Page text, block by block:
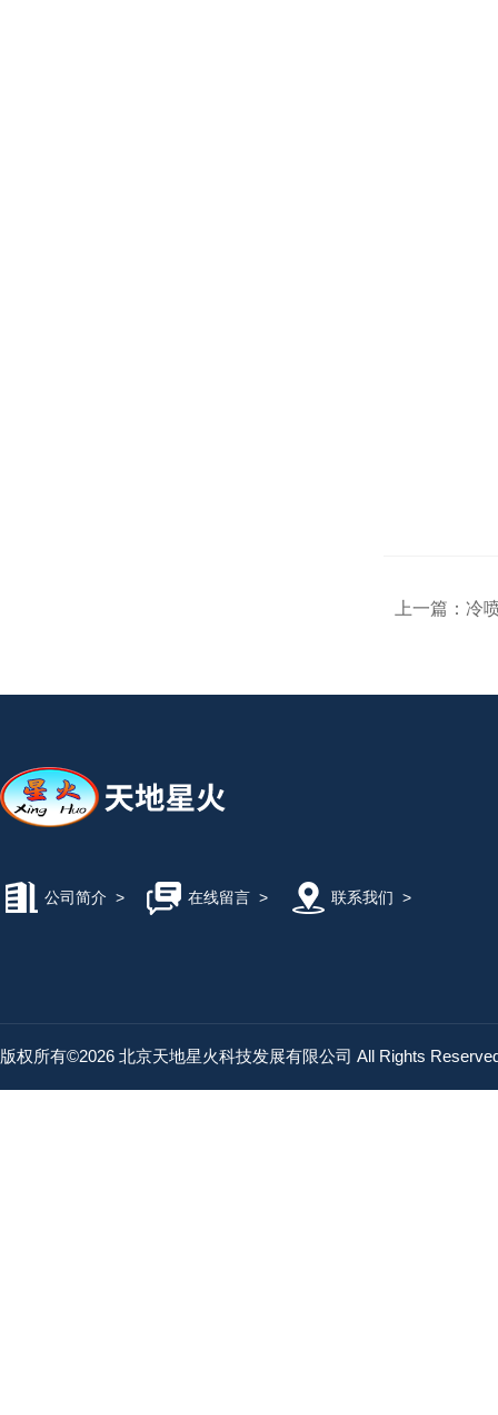
上一篇： 冷
公司简介 > 在线留言> 联系我们 >
版权所有©2026 北京天地星火科技发展有限公司 All Rights